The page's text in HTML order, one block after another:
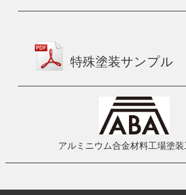
特殊塗装サンプル
アルミニウム合金材料工場塗装